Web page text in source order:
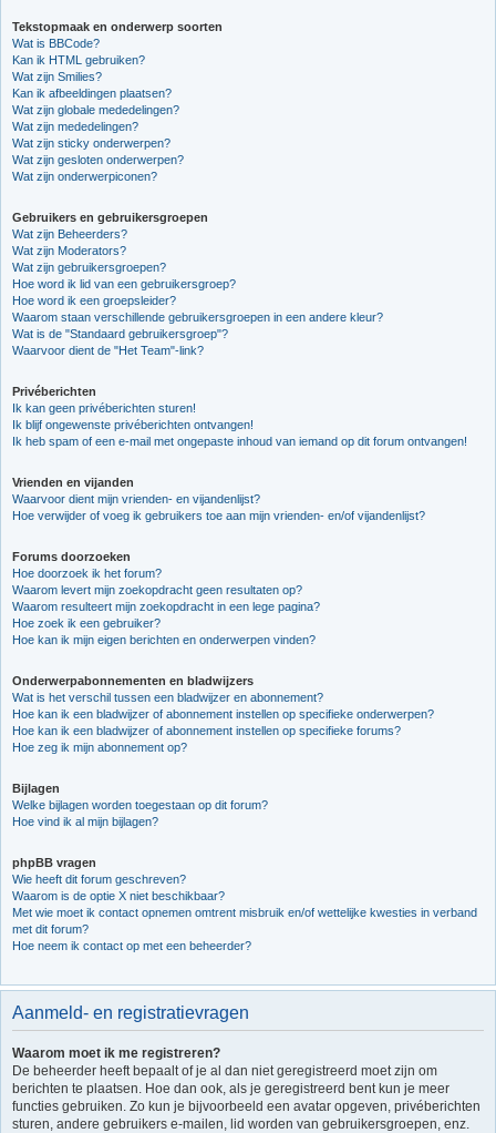
Tekstopmaak en onderwerp soorten
Wat is BBCode?
Kan ik HTML gebruiken?
Wat zijn Smilies?
Kan ik afbeeldingen plaatsen?
Wat zijn globale mededelingen?
Wat zijn mededelingen?
Wat zijn sticky onderwerpen?
Wat zijn gesloten onderwerpen?
Wat zijn onderwerpiconen?
Gebruikers en gebruikersgroepen
Wat zijn Beheerders?
Wat zijn Moderators?
Wat zijn gebruikersgroepen?
Hoe word ik lid van een gebruikersgroep?
Hoe word ik een groepsleider?
Waarom staan verschillende gebruikersgroepen in een andere kleur?
Wat is de "Standaard gebruikersgroep"?
Waarvoor dient de "Het Team"-link?
Privéberichten
Ik kan geen privéberichten sturen!
Ik blijf ongewenste privéberichten ontvangen!
Ik heb spam of een e-mail met ongepaste inhoud van iemand op dit forum ontvangen!
Vrienden en vijanden
Waarvoor dient mijn vrienden- en vijandenlijst?
Hoe verwijder of voeg ik gebruikers toe aan mijn vrienden- en/of vijandenlijst?
Forums doorzoeken
Hoe doorzoek ik het forum?
Waarom levert mijn zoekopdracht geen resultaten op?
Waarom resulteert mijn zoekopdracht in een lege pagina?
Hoe zoek ik een gebruiker?
Hoe kan ik mijn eigen berichten en onderwerpen vinden?
Onderwerpabonnementen en bladwijzers
Wat is het verschil tussen een bladwijzer en abonnement?
Hoe kan ik een bladwijzer of abonnement instellen op specifieke onderwerpen?
Hoe kan ik een bladwijzer of abonnement instellen op specifieke forums?
Hoe zeg ik mijn abonnement op?
Bijlagen
Welke bijlagen worden toegestaan op dit forum?
Hoe vind ik al mijn bijlagen?
phpBB vragen
Wie heeft dit forum geschreven?
Waarom is de optie X niet beschikbaar?
Met wie moet ik contact opnemen omtrent misbruik en/of wettelijke kwesties in verband
met dit forum?
Hoe neem ik contact op met een beheerder?
Aanmeld- en registratievragen
Waarom moet ik me registreren?
De beheerder heeft bepaalt of je al dan niet geregistreerd moet zijn om
berichten te plaatsen. Hoe dan ook, als je geregistreerd bent kun je meer
functies gebruiken. Zo kun je bijvoorbeeld een avatar opgeven, privéberichten
sturen, andere gebruikers e-mailen, lid worden van gebruikersgroepen, enz.